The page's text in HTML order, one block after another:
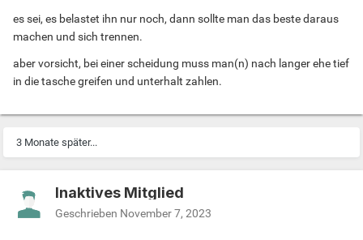
es sei, es belastet ihn nur noch, dann sollte man das beste daraus
machen und sich trennen.
aber vorsicht, bei einer scheidung muss man(n) nach langer ehe tief
in die tasche greifen und unterhalt zahlen.
3 Monate später...
Inaktives Mitglied
Geschrieben November 7, 2023